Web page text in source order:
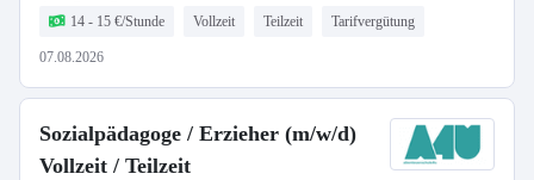
14 - 15 €/Stunde Vollzeit Teilzeit Tarifvergütung
07.08.2026
Sozialpädagoge / Erzieher (m/w/d)
Vollzeit / Teilzeit